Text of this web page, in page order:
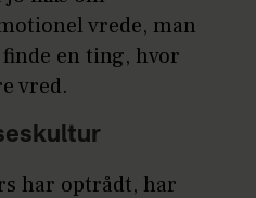
vrede, man
en ting, hvor
vred.
har optrådt, har